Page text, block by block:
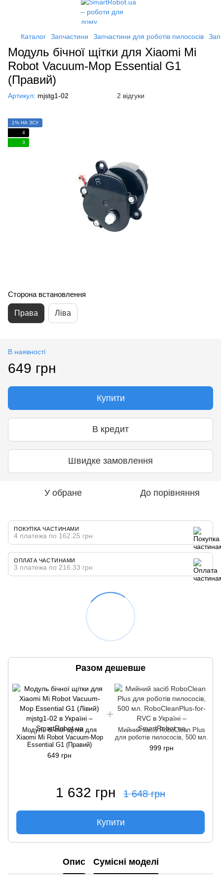
Каталог Запчастини Запчастини для роботів пилососів
Модуль бiчної щітки для Xiaomi Mi
Robot Vacuum-Mop Essential G1
(Правий)
Артикул: mjstg1-02 2 відгуки
1% НА ЗСУ
4
3
Сторона встановлення
Права Ліва
В наявності
649 грн
Купити
В кредит
Швидке замовлення
У обране До порівняння
ПОКУПКА ЧАСТИНАМИ
4 платежа по 162.25 грн
ОПЛАТА ЧАСТИНАМИ
3 платежа по 216.33 грн
Разом дешевше
Модуль бiчної щітки для
Xiaomi Mi Robot Vacuum-Mop
Essential G1 (Правий)
649 грн
Мийний засіб RoboClean Plus
для роботів пилососів, 500 мл.
999 грн
1 632 грн 1 648 грн
Купити
Опис Сумісні моделі